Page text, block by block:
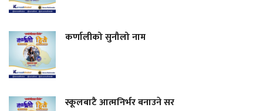
कर्णालीको सुनौलो नाम
स्कूलबाटै आत्मनिर्भर बनाउने सर